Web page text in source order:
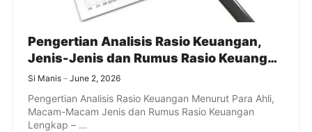
Pengertian Analisis Rasio Keuangan,
Jenis-Jenis dan Rumus Rasio Keuangan
Lengkap
Si Manis June 2, 2026
Pengertian Analisis Rasio Keuangan Menurut Para Ahli,
Macam-Macam Jenis dan Rumus Rasio Keuangan
Lengkap – ...